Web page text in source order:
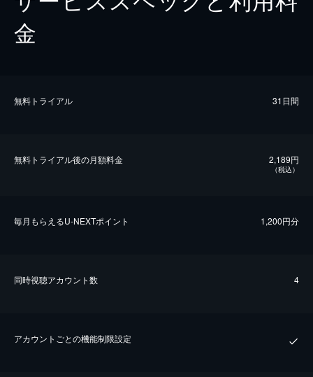
金
無料トライアル 31日間
無料トライアル後の⽉額料金 2,189円
（税込）
毎⽉もらえるU-NEXTポイント 1,200円分
同時視聴アカウント数 4
アカウントごとの機能制限設定